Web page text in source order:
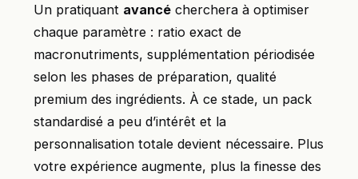
Un pratiquant avancé cherchera à optimiser
chaque paramètre : ratio exact de
macronutriments, supplémentation périodisée
selon les phases de préparation, qualité
premium des ingrédients. À ce stade, un pack
standardisé a peu d’intérêt et la
personnalisation totale devient nécessaire. Plus
votre expérience augmente, plus la finesse des